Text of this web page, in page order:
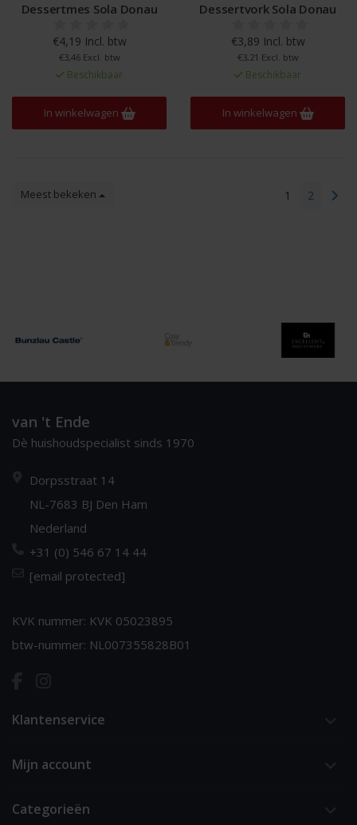
Dessertmes Sola Donau
€4,19 Incl. btw
€3,46 Excl. btw
Beschikbaar
In winkelwagen
Dessertvork Sola Donau
€3,89 Incl. btw
€3,21 Excl. btw
Beschikbaar
In winkelwagen
Meest bekeken 1 2
van 't Ende
Dè huishoudspecialist sinds 1970
Dorpsstraat 14
NL-7683 BJ Den Ham
Nederland
+31 (0) 546 67 14 44
[email protected]
KVK nummer: KVK 05023895
btw-nummer: NL007355828B01
Klantenservice
Mijn account
Categorieën